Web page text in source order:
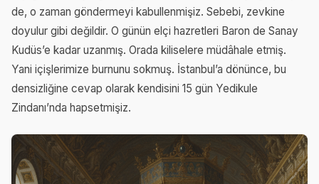
de, o zaman göndermeyi kabullenmişiz. Sebebi, zevkine
doyulur gibi değildir. O günün elçi hazretleri Baron de Sanay
Kudüs’e kadar uzanmış. Orada kiliselere müdâhale etmiş.
Yani içişlerimize burnunu sokmuş. İstanbul’a dönünce, bu
densizliğine cevap olarak kendisini 15 gün Yedikule
Zindanı’nda hapsetmişiz.